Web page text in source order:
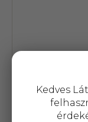
Cikkszám:
Kedves